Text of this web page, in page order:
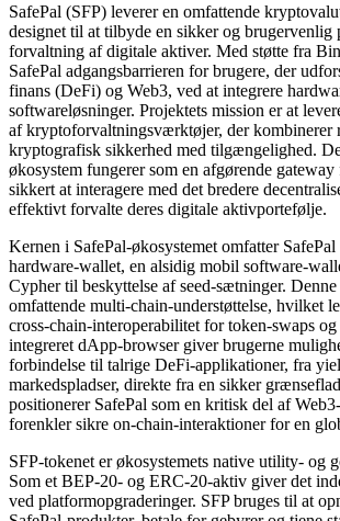
SafePal (SFP) leverer en omfattende
designet til at tilbyde en sikker og brugervenlig
forvaltning af digitale aktiver. Med støtte fra
SafePal adgangsbarrieren for brugere, der
finans (DeFi) og Web3, ved at integrere
softwareløsninger. Projektets mission er at
af kryptoforvaltningsværktøjer, der kombinerer
kryptografisk sikkerhed med tilgængelighed.
økosystem fungerer som en afgørende
sikkert at interagere med det bredere
effektivt forvalte deres digitale aktivportefølje.
Kernen i SafePal-økosystemet omfatter
hardware-wallet, en alsidig mobil software-
Cypher til beskyttelse af seed-sætninger.
omfattende multi-chain-understøttelse, hvilket
cross-chain-interoperabilitet for token-swaps
integreret dApp-browser giver brugerne
forbindelse til talrige DeFi-applikationer, fra
markedspladser, direkte fra en sikker
positionerer SafePal som en kritisk del af
forenkler sikre on-chain-interaktioner for en
SFP-tokenet er økosystemets native utility- og
Som et BEP-20- og ERC-20-aktiv giver det
ved platformopgraderinger. SFP bruges til at